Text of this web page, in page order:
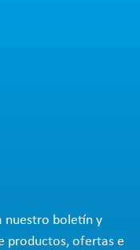
nuestro boletín y
productos, ofertas e